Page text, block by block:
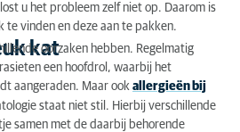
en verlichten
u het probleem zelf niet op. Daarom is
te vinden en deze aan te pakken.
kat
oorzaken hebben. Regelmatig
een hoofdrol, waarbij het
aangeraden. Maar ook allergieën bij
staat niet stil. Hierbij verschillende
samen met de daarbij behorende